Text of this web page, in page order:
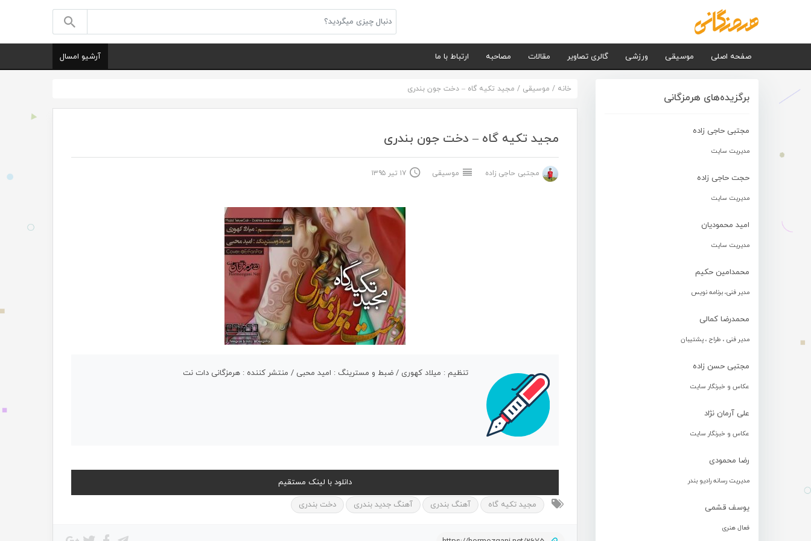
صفحه اصلی موسیقی ورزشی گالری تصاویر مقالات مصاحبه ارتباط با ما آرشیو امسال
برگزیده‌های هرمزگانی
مجتبی حاجی زاده
مدیریت سایت
حجت حاجی زاده
مدیریت سایت
امید محمودیان
مدیریت سایت
محمدامین حکیم
مدیر فنی، برنامه نویس
محمدرضا کمالی
مدیر فنی ، طراح ، پشتیبان
مجتبی حسن زاده
عکاس و خبرنگار سایت
علی آرمان نژاد
عکاس و خبرنگار سایت
رضا محمودی
مدیریت رسانه رادیو بندر
یوسف قشمی
فعال هنری
خانه / موسیقی / مجید تکیه گاه – دخت جون بندری
مجید تکیه گاه – دخت جون بندری
مجتبی حاجی زاده موسیقی ۱۷ تیر ۱۳۹۵
تنظیم : میلاد کهوری / ضبط و مسترینگ : امید محبی / منتشر کننده : هرمزگانی دات نت
دانلود با لینک مستقیم
مجید تکیه گاه آهنگ بندری آهنگ جدید بندری دخت بندری